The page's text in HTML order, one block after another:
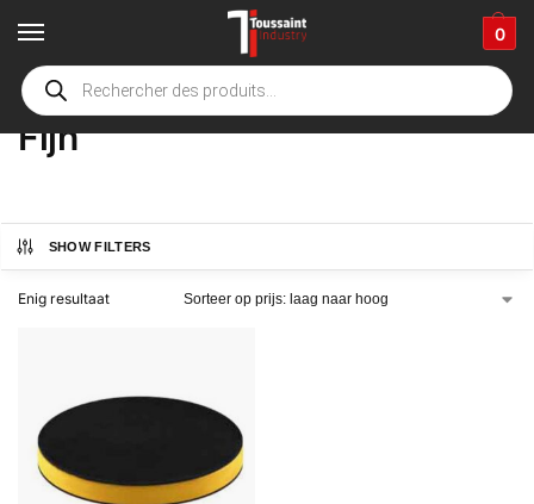
0
Home Winkel / Product Opties /
Fijn
SHOW FILTERS
Enig resultaat